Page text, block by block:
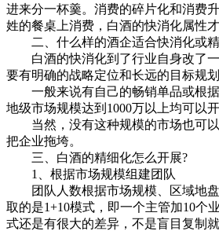
进来分一杯羹。消费的碎片化和消费
姓的餐桌上消费，白酒的快消化属性
二、什么样的酒企适合快消化或精
白酒的快消化到了行业自身改了一
要有明确的战略定位和长远的目标规
一般来说有自己的畅销单品或根据
地级市场规模达到1000万以上均可以
当然，没有这种规模的市场也可以
把企业拖垮。
三、白酒的精细化怎么开展?
1、根据市场规模组建团队
团队人数根据市场规模、区域地盘
取的是1+10模式，即一个主管加10个
式还是有很大的差异，不是盲目复制